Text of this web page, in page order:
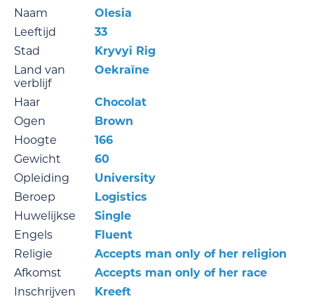
Naam
Olesia
Leeftijd
33
Stad
Kryvyi Rig
Land van
verblijf
Oekraïne
Haar
Chocolat
Ogen
Brown
Hoogte
166
Gewicht
60
Opleiding
University
Beroep
Logistics
Huwelijkse
Single
Engels
Fluent
Religie
Accepts man only of her religion
Afkomst
Accepts man only of her race
Inschrijven
Kreeft